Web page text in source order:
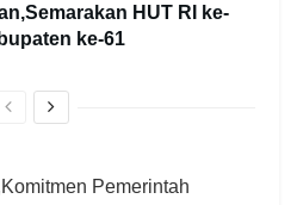
HUT RI ke-
ke-61
Pemerintah